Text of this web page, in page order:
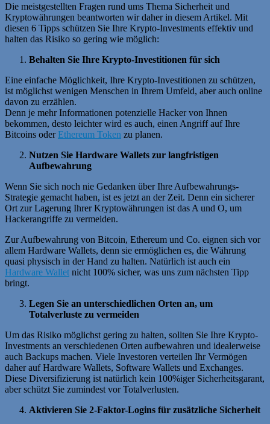
Die meistgestellten Fragen rund ums Thema Sicherheit und
Kryptowährungen beantworten wir daher in diesem Artikel. Mit
diesen 6 Tipps schützen Sie Ihre Krypto-Investments effektiv und
halten das Risiko so gering wie möglich:
Behalten Sie Ihre Krypto-Investitionen für sich
Eine einfache Möglichkeit, Ihre Krypto-Investitionen zu schützen,
ist möglichst wenigen Menschen in Ihrem Umfeld, aber auch online
davon zu erzählen.
Denn je mehr Informationen potenzielle Hacker von Ihnen
bekommen, desto leichter wird es auch, einen Angriff auf Ihre
Bitcoins oder Ethereum Token zu planen.
Nutzen Sie Hardware Wallets zur langfristigen
Aufbewahrung
Wenn Sie sich noch nie Gedanken über Ihre Aufbewahrungs-
Strategie gemacht haben, ist es jetzt an der Zeit. Denn ein sicherer
Ort zur Lagerung Ihrer Kryptowährungen ist das A und O, um
Hackerangriffe zu vermeiden.
Zur Aufbewahrung von Bitcoin, Ethereum und Co. eignen sich vor
allem Hardware Wallets, denn sie ermöglichen es, die Währung
quasi physisch in der Hand zu halten. Natürlich ist auch ein
Hardware Wallet nicht 100% sicher, was uns zum nächsten Tipp
bringt.
Legen Sie an unterschiedlichen Orten an, um
Totalverluste zu vermeiden
Um das Risiko möglichst gering zu halten, sollten Sie Ihre Krypto-
Investments an verschiedenen Orten aufbewahren und idealerweise
auch Backups machen. Viele Investoren verteilen Ihr Vermögen
daher auf Hardware Wallets, Software Wallets und Exchanges.
Diese Diversifizierung ist natürlich kein 100%iger Sicherheitsgarant,
aber schützt Sie zumindest vor Totalverlusten.
Aktivieren Sie 2-Faktor-Logins für zusätzliche Sicherheit